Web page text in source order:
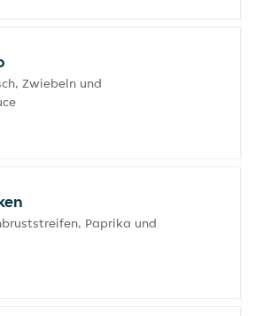
Zwiebeln und
Paprika und